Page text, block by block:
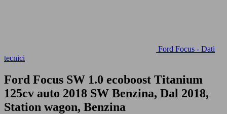
Ford Focus - Dati
tecnici
Ford Focus SW 1.0 ecoboost Titanium
125cv auto 2018 SW Benzina, Dal 2018,
Station wagon, Benzina